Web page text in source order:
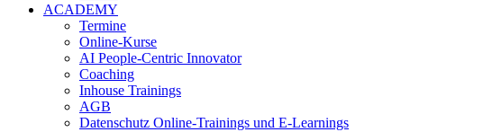
ACADEMY
Termine
Online-Kurse
AI People-Centric Innovator
Coaching
Inhouse Trainings
AGB
Datenschutz Online-Trainings und E-Learnings